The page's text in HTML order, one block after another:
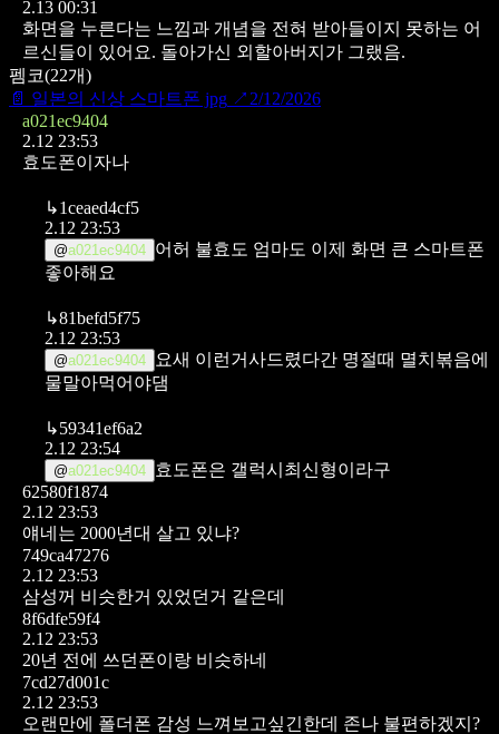
2.13 00:31
화면을 누른다는 느낌과 개념을 전혀 받아들이지 못하는 어
르신들이 있어요. 돌아가신 외할아버지가 그랬음.
펨코(22개)
📄 일본의 신상 스마트폰 jpg ↗ 2/12/2026
a021ec9404
2.12 23:53
효도폰이자나
↳1ceaed4cf5
2.12 23:53
@a021ec9404 어허 불효도 엄마도 이제 화면 큰 스마트폰
좋아해요
↳81befd5f75
2.12 23:53
@a021ec9404
요새 이런거사드렸다간 명절때 멸치볶음에
물말아먹어야댐
↳59341ef6a2
2.12 23:54
@a021ec9404
효도폰은 갤럭시최신형이라구
62580f1874
2.12 23:53
얘네는 2000년대 살고 있냐?
749ca47276
2.12 23:53
삼성꺼 비슷한거 있었던거 같은데
8f6dfe59f4
2.12 23:53
20년 전에 쓰던폰이랑 비슷하네
7cd27d001c
2.12 23:53
오랜만에 폴더폰 감성 느껴보고싶긴한데 존나 불편하겠지?